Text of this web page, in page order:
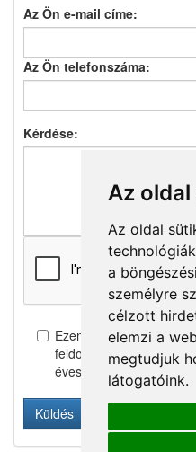
Az
Az oldal
a
személyre
célzott
elemzi a
megtudjuk
látogatóink.
Az Ön e-mail címe:
Az Ön telefonszáma:
Kérdése:
Ezennel beleegyezem
feldolgozásába, és
teljes szöveg itt